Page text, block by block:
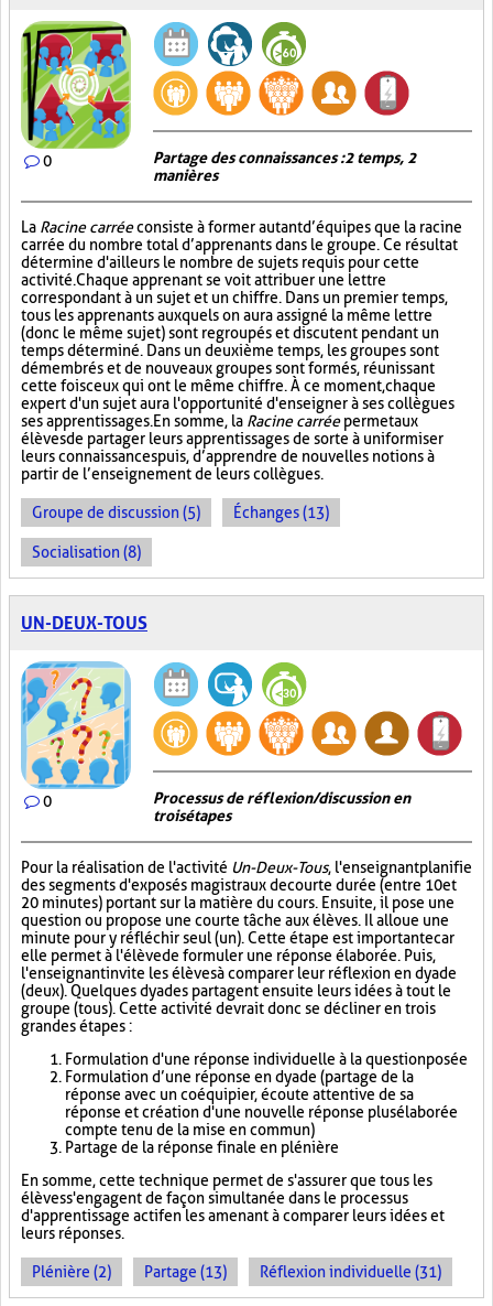
0
Partage des connaissances : 2 temps, 2
manières
La Racine carréeconsiste à former autant d’équipes que la racine
carrée du nombre total d’apprenants dans le groupe. Ce résultat
détermine d'ailleurs le nombre de sujets requis pour cette
activité. Chaque apprenant se voit attribuer une lettre
correspondant à un sujet et un chiffre. Dans un premier temps,
tous les apprenants auxquels on aura assigné la même lettre
(donc le même sujet) sont regroupés et discutent pendant un
temps déterminé. Dans un deuxième temps, les groupes sont
démembrés et de nouveaux groupes sont formés, réunissant
cette fois ceux qui ont le même chiffre. À ce moment, chaque
expert d'un sujet aura l'opportunité d'enseigner à ses collègues
ses apprentissages. En somme, la Racine carréepermet aux
élèves de partager leurs apprentissages de sorte à uniformiser
leurs connaissances puis, d’apprendre de nouvelles notions à
partir de l’enseignement de leurs collègues.
Groupe de discussion (5) Échanges (13)
Socialisation (8)
UN-DEUX-TOUS
0
Processus de réflexion/discussion en
trois étapes
Pour la réalisation de l'activité Un-Deux-Tous, l'enseignant planifie
des segments d'exposés magistraux de courte durée (entre 10 et
20 minutes) portant sur la matière du cours. Ensuite, il pose une
question ou propose une courte tâche aux élèves. Il alloue une
minute pour y réfléchir seul (un). Cette étape est importante car
elle permet à l'élève de formuler une réponse élaborée. Puis,
l'enseignant invite les élèves à comparer leur réflexion en dyade
(deux). Quelques dyades partagent ensuite leurs idées à tout le
groupe (tous). Cette activité devrait donc se décliner en trois
grandes étapes :
Formulation d'une réponse individuelle à la question posée
Formulation d’une réponse en dyade (partage de la
réponse avec un coéquipier, écoute attentive de sa
réponse et création d'une nouvelle réponse plus élaborée
compte tenu de la mise en commun)
Partage de la réponse finale en plénière
En somme, cette technique permet de s'assurer que tous les
élèves s'engagent de façon simultanée dans le processus
d'apprentissage actif en les amenant à comparer leurs idées et
leurs réponses.
Plénière (2) Partage (13) Réflexion individuelle (31)